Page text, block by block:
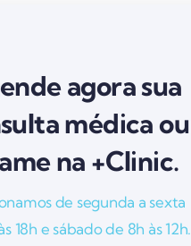
agora sua
médica ou
na +Clinic.
de segunda a sexta
18h e sábado de 8h às 12h.